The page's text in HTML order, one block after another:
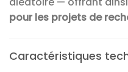
pour les projets de
Caractéristiques